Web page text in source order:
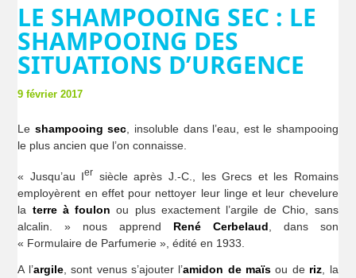
LE SHAMPOOING SEC : LE
SHAMPOOING DES
SITUATIONS D’URGENCE
9 février 2017
Le shampooing sec, insoluble dans l’eau, est le shampooing
le plus ancien que l’on connaisse.
« Jusqu’au Ier
siècle après J.-C., les Grecs et les Romains
employèrent en effet pour nettoyer leur linge et leur chevelure
la terre à foulon ou plus exactement l’argile de Chio, sans
alcalin. » nous apprend René Cerbelaud , dans son
« Formulaire de Parfumerie », édité en 1933.
A l’argile, sont venus s’ajouter l’amidon de maïs ou de riz , la